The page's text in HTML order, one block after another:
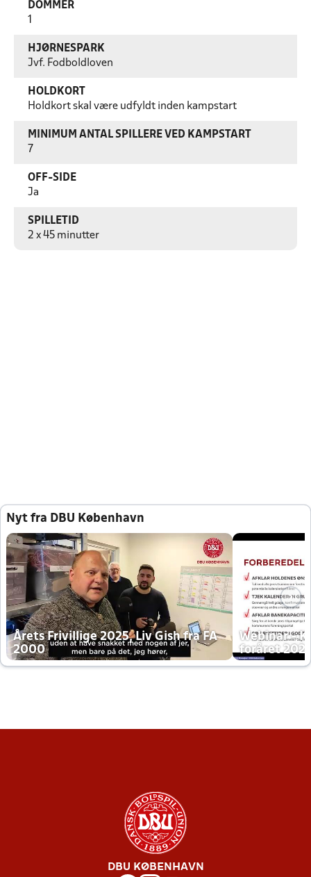
DOMMER
HJØRNESPARK
Jvf. Fodboldloven
HOLDKORT
Holdkort skal være udfyldt inden kampstart
MINIMUM ANTAL SPILLERE VED KAMPSTART
7
OFF-SIDE
Ja
SPILLETID
2 x 45 minutter
Nyt fra DBU København
Årets Frivillige 2025, Liv Gish fra FA
2000
Webinar -
foråret
DBU KØBENHAVN